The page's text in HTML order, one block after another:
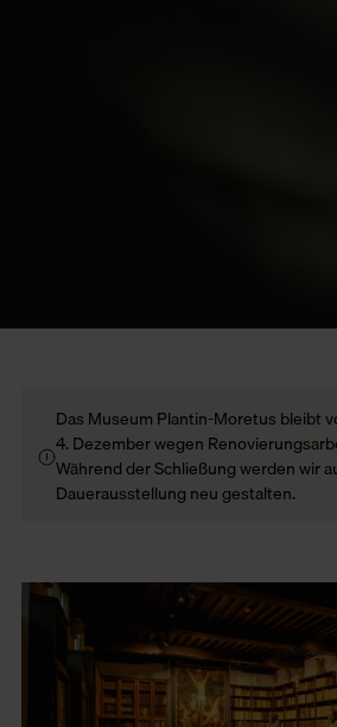
Das Museum Plantin-Moretus bleibt
4. Dezember wegen
Während der Schließung werden wir
Dauerausstellung neu gestalten.